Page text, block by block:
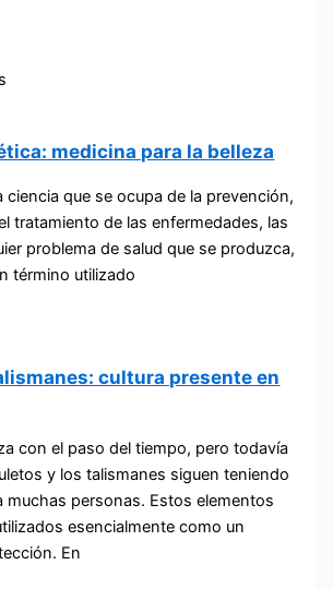
medicina para la belleza
ciencia que se ocupa de la prevención,
tratamiento de las enfermedades, las
problema de salud que se produzca,
término utilizado
cultura presente en
con el paso del tiempo, pero todavía
y los talismanes siguen teniendo
muchas personas. Estos elementos
esencialmente como un
En